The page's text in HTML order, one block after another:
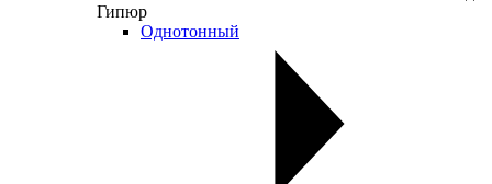
Гипюр
Однотонный